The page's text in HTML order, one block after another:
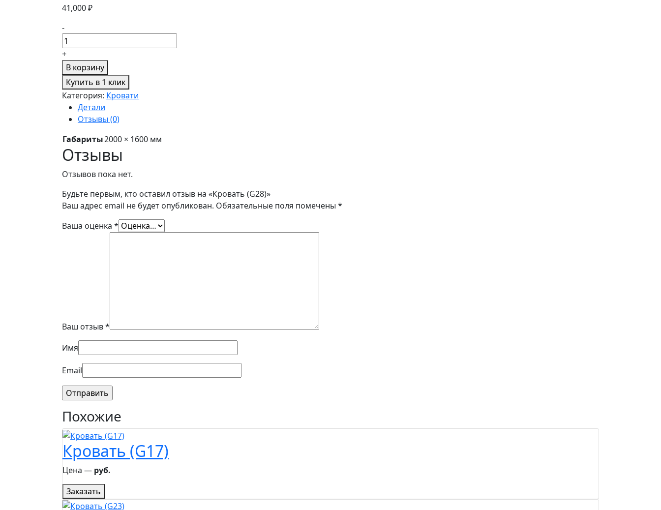
41,000₽
-
+
В корзину
Купить в 1 клик
Категория: Кровати
Детали
Отзывы (0)
Габариты2000 × 1600 мм
Отзывы
Отзывов пока нет.
Будьте первым, кто оставил отзыв на «Кровать (G28)»
Ваш адрес email не будет опубликован. Обязательные поля помечены *
Ваша оценка *
Ваш отзыв*
Имя
Email
Похожие
Кровать (G17)
Цена ― руб.
Заказать